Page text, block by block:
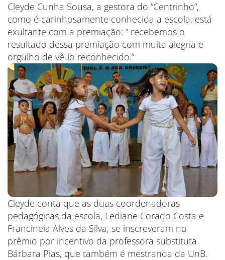
Cleyde Cunha Sousa, a gestora do “Centrinho”,
como é carinhosamente conhecida a escola, está
exultante com a premiação: “ recebemos o
resultado dessa premiação com muita alegria e
orgulho de vê-lo reconhecido.”
Cleyde conta que as duas coordenadoras
pedagógicas da escola, Lediane Corado Costa e
Francineia Alves da Silva, se inscreveram no
prêmio por incentivo da professora substituta
Bárbara Pias, que também é mestranda da UnB.